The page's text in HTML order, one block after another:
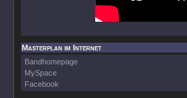
Masterplan im Internet
Bandhomepage
MySpace
Facebook